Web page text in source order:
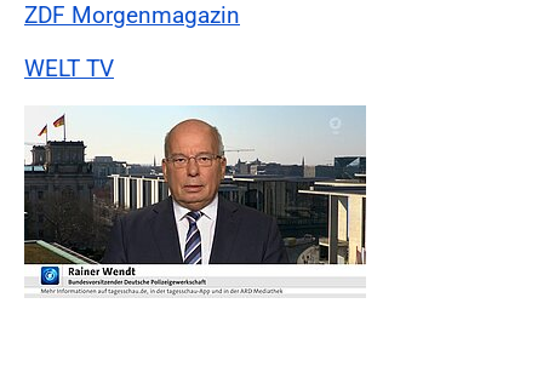
ZDF Morgenmagazin
WELT TV